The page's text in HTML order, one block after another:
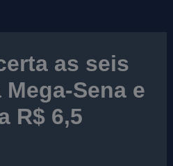
as seis
Sena e
R$ 6,5